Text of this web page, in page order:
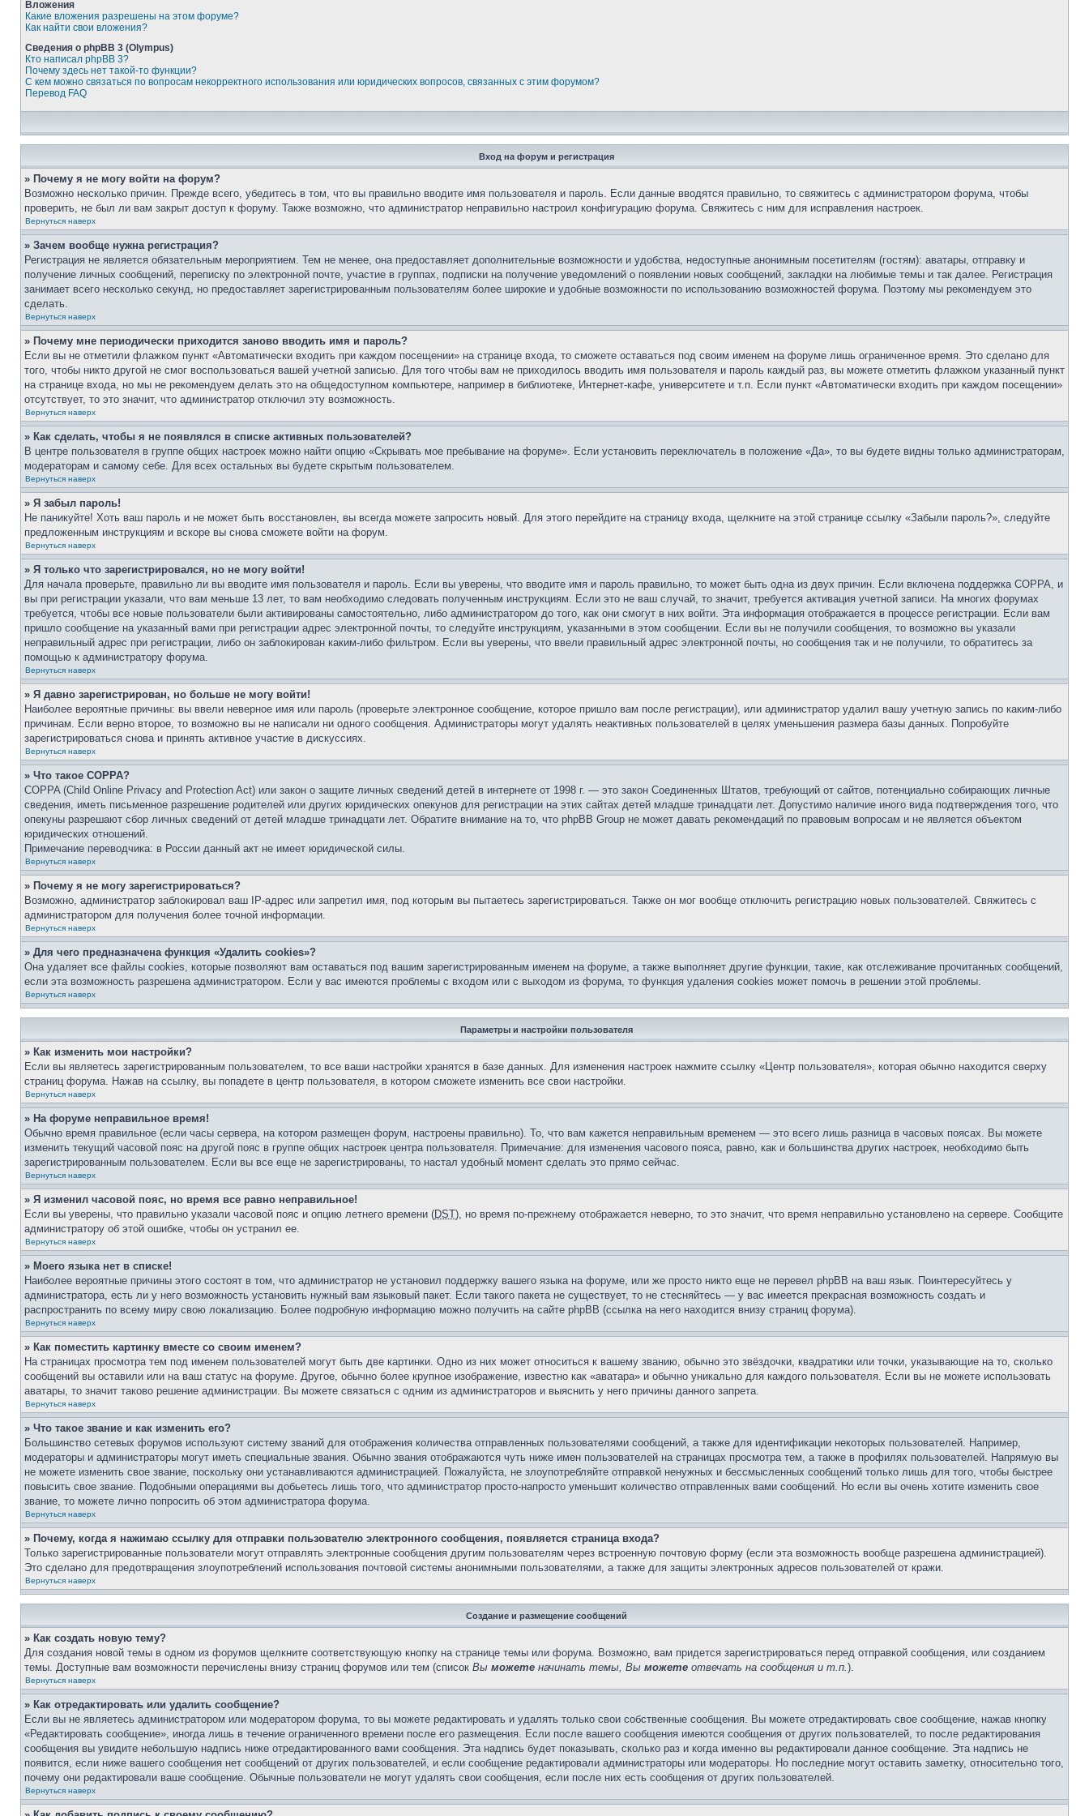
Вложения
Какие вложения разрешены на этом форуме?
Как найти свои вложения?
Сведения о phpBB 3 (Olympus)
Кто написал phpBB 3?
Почему здесь нет такой-то функции?
С кем можно связаться по вопросам некорректного использования или юридических вопросов, связанных с этим форумом?
Перевод FAQ
Вход на форум и регистрация
» Почему я не могу войти на форум?
Возможно несколько причин. Прежде всего, убедитесь в том, что вы правильно вводите имя пользователя и пароль. Если данные вводятся правильно, то свяжитесь с администратором форума, чтобы
проверить, не был ли вам закрыт доступ к форуму. Также возможно, что администратор неправильно настроил конфигурацию форума. Свяжитесь с ним для исправления настроек.
Вернуться наверх
» Зачем вообще нужна регистрация?
Регистрация не является обязательным мероприятием. Тем не менее, она предоставляет дополнительные возможности и удобства, недоступные анонимным посетителям (гостям): аватары, отправку и
получение личных сообщений, переписку по электронной почте, участие в группах, подписки на получение уведомлений о появлении новых сообщений, закладки на любимые темы и так далее. Регистрация
занимает всего несколько секунд, но предоставляет зарегистрированным пользователям более широкие и удобные возможности по использованию возможностей форума. Поэтому мы рекомендуем это
сделать.
Вернуться наверх
» Почему мне периодически приходится заново вводить имя и пароль?
Если вы не отметили флажком пункт «Автоматически входить при каждом посещении» на странице входа, то сможете оставаться под своим именем на форуме лишь ограниченное время. Это сделано для
того, чтобы никто другой не смог воспользоваться вашей учетной записью. Для того чтобы вам не приходилось вводить имя пользователя и пароль каждый раз, вы можете отметить флажком указанный пункт
на странице входа, но мы не рекомендуем делать это на общедоступном компьютере, например в библиотеке, Интернет-кафе, университете и т.п. Если пункт «Автоматически входить при каждом посещении»
отсутствует, то это значит, что администратор отключил эту возможность.
Вернуться наверх
» Как сделать, чтобы я не появлялся в списке активных пользователей?
В центре пользователя в группе общих настроек можно найти опцию «Скрывать мое пребывание на форуме». Если установить переключатель в положение «Да», то вы будете видны только администраторам,
модераторам и самому себе. Для всех остальных вы будете скрытым пользователем.
Вернуться наверх
» Я забыл пароль!
Не паникуйте! Хоть ваш пароль и не может быть восстановлен, вы всегда можете запросить новый. Для этого перейдите на страницу входа, щелкните на этой странице ссылку «Забыли пароль?», следуйте
предложенным инструкциям и вскоре вы снова сможете войти на форум.
Вернуться наверх
» Я только что зарегистрировался, но не могу войти!
Для начала проверьте, правильно ли вы вводите имя пользователя и пароль. Если вы уверены, что вводите имя и пароль правильно, то может быть одна из двух причин. Если включена поддержка COPPA, и
вы при регистрации указали, что вам меньше 13 лет, то вам необходимо следовать полученным инструкциям. Если это не ваш случай, то значит, требуется активация учетной записи. На многих форумах
требуется, чтобы все новые пользователи были активированы самостоятельно, либо администратором до того, как они смогут в них войти. Эта информация отображается в процессе регистрации. Если вам
пришло сообщение на указанный вами при регистрации адрес электронной почты, то следуйте инструкциям, указанными в этом сообщении. Если вы не получили сообщения, то возможно вы указали
неправильный адрес при регистрации, либо он заблокирован каким-либо фильтром. Если вы уверены, что ввели правильный адрес электронной почты, но сообщения так и не получили, то обратитесь за
помощью к администратору форума.
Вернуться наверх
» Я давно зарегистрирован, но больше не могу войти!
Наиболее вероятные причины: вы ввели неверное имя или пароль (проверьте электронное сообщение, которое пришло вам после регистрации), или администратор удалил вашу учетную запись по каким-либо
причинам. Если верно второе, то возможно вы не написали ни одного сообщения. Администраторы могут удалять неактивных пользователей в целях уменьшения размера базы данных. Попробуйте
зарегистрироваться снова и принять активное участие в дискуссиях.
Вернуться наверх
» Что такое COPPA?
COPPA (Child Online Privacy and Protection Act) или закон о защите личных сведений детей в интернете от 1998 г. — это закон Соединенных Штатов, требующий от сайтов, потенциально собирающих личные
сведения, иметь письменное разрешение родителей или других юридических опекунов для регистрации на этих сайтах детей младше тринадцати лет. Допустимо наличие иного вида подтверждения того, что
опекуны разрешают сбор личных сведений от детей младше тринадцати лет. Обратите внимание на то, что phpBB Group не может давать рекомендаций по правовым вопросам и не является объектом
юридических отношений.
Примечание переводчика: в России данный акт не имеет юридической силы.
Вернуться наверх
» Почему я не могу зарегистрироваться?
Возможно, администратор заблокировал ваш IP-адрес или запретил имя, под которым вы пытаетесь зарегистрироваться. Также он мог вообще отключить регистрацию новых пользователей. Свяжитесь с
администратором для получения более точной информации.
Вернуться наверх
» Для чего предназначена функция «Удалить cookies»?
Она удаляет все файлы cookies, которые позволяют вам оставаться под вашим зарегистрированным именем на форуме, а также выполняет другие функции, такие, как отслеживание прочитанных сообщений,
если эта возможность разрешена администратором. Если у вас имеются проблемы с входом или с выходом из форума, то функция удаления cookies может помочь в решении этой проблемы.
Вернуться наверх
Параметры и настройки пользователя
» Как изменить мои настройки?
Если вы являетесь зарегистрированным пользователем, то все ваши настройки хранятся в базе данных. Для изменения настроек нажмите ссылку «Центр пользователя», которая обычно находится сверху
страниц форума. Нажав на ссылку, вы попадете в центр пользователя, в котором сможете изменить все свои настройки.
Вернуться наверх
» На форуме неправильное время!
Обычно время правильное (если часы сервера, на котором размещен форум, настроены правильно). То, что вам кажется неправильным временем — это всего лишь разница в часовых поясах. Вы можете
изменить текущий часовой пояс на другой пояс в группе общих настроек центра пользователя. Примечание: для изменения часового пояса, равно, как и большинства других настроек, необходимо быть
зарегистрированным пользователем. Если вы все еще не зарегистрированы, то настал удобный момент сделать это прямо сейчас.
Вернуться наверх
» Я изменил часовой пояс, но время все равно неправильное!
Если вы уверены, что правильно указали часовой пояс и опцию летнего времени (DST), но время по-прежнему отображается неверно, то это значит, что время неправильно установлено на сервере. Сообщите
администратору об этой ошибке, чтобы он устранил ее.
Вернуться наверх
» Моего языка нет в списке!
Наиболее вероятные причины этого состоят в том, что администратор не установил поддержку вашего языка на форуме, или же просто никто еще не перевел phpBB на ваш язык. Поинтересуйтесь у
администратора, есть ли у него возможность установить нужный вам языковый пакет. Если такого пакета не существует, то не стесняйтесь — у вас имеется прекрасная возможность создать и
распространить по всему миру свою локализацию. Более подробную информацию можно получить на сайте phpBB (ссылка на него находится внизу страниц форума).
Вернуться наверх
» Как поместить картинку вместе со своим именем?
На страницах просмотра тем под именем пользователей могут быть две картинки. Одно из них может относиться к вашему званию, обычно это звёздочки, квадратики или точки, указывающие на то, сколько
сообщений вы оставили или на ваш статус на форуме. Другое, обычно более крупное изображение, известно как «аватара» и обычно уникально для каждого пользователя. Если вы не можете использовать
аватары, то значит таково решение администрации. Вы можете связаться с одним из администраторов и выяснить у него причины данного запрета.
Вернуться наверх
» Что такое звание и как изменить его?
Большинство сетевых форумов используют систему званий для отображения количества отправленных пользователями сообщений, а также для идентификации некоторых пользователей. Например,
модераторы и администраторы могут иметь специальные звания. Обычно звания отображаются чуть ниже имен пользователей на страницах просмотра тем, а также в профилях пользователей. Напрямую вы
не можете изменить свое звание, поскольку они устанавливаются администрацией. Пожалуйста, не злоупотребляйте отправкой ненужных и бессмысленных сообщений только лишь для того, чтобы быстрее
повысить свое звание. Подобными операциями вы добьетесь лишь того, что администратор просто-напросто уменьшит количество отправленных вами сообщений. Но если вы очень хотите изменить свое
звание, то можете лично попросить об этом администратора форума.
Вернуться наверх
» Почему, когда я нажимаю ссылку для отправки пользователю электронного сообщения, появляется страница входа?
Только зарегистрированные пользователи могут отправлять электронные сообщения другим пользователям через встроенную почтовую форму (если эта возможность вообще разрешена администрацией).
Это сделано для предотвращения злоупотреблений использования почтовой системы анонимными пользователями, а также для защиты электронных адресов пользователей от кражи.
Вернуться наверх
Создание и размещение сообщений
» Как создать новую тему?
Для создания новой темы в одном из форумов щелкните соответствующую кнопку на странице темы или форума. Возможно, вам придется зарегистрироваться перед отправкой сообщения, или созданием
темы. Доступные вам возможности перечислены внизу страниц форумов или тем (список Вы можете начинать темы, Вы можете отвечать на сообщения и т.п.).
Вернуться наверх
» Как отредактировать или удалить сообщение?
Если вы не являетесь администратором или модератором форума, то вы можете редактировать и удалять только свои собственные сообщения. Вы можете отредактировать свое сообщение, нажав кнопку
«Редактировать сообщение», иногда лишь в течение ограниченного времени после его размещения. Если после вашего сообщения имеются сообщения от других пользователей, то после редактирования
сообщения вы увидите небольшую надпись ниже отредактированного вами сообщения. Эта надпись будет показывать, сколько раз и когда именно вы редактировали данное сообщение. Эта надпись не
появится, если ниже вашего сообщения нет сообщений от других пользователей, и если сообщение редактировали администраторы или модераторы. Но последние могут оставить заметку, относительно того,
почему они редактировали ваше сообщение. Обычные пользователи не могут удалять свои сообщения, если после них есть сообщения от других пользователей.
Вернуться наверх